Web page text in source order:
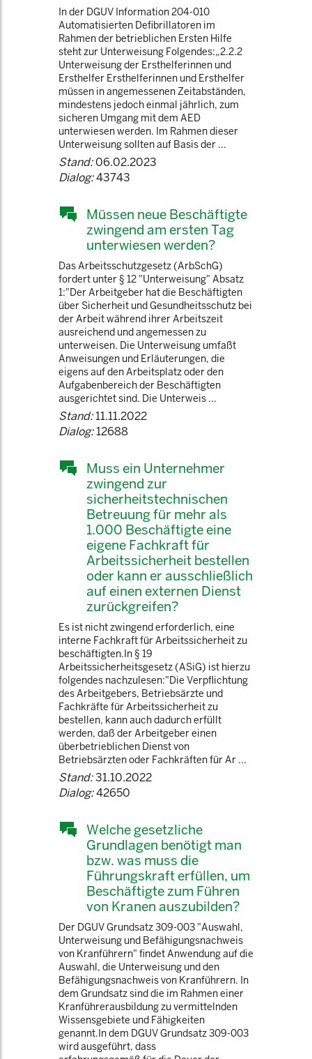
In der DGUV Information 204-010
Automatisierten Defibrillatoren im
Rahmen der betrieblichen Ersten Hilfe
steht zur Unterweisung Folgendes:„2.2.2
Unterweisung der Ersthelferinnen und
Ersthelfer Ersthelferinnen und Ersthelfer
müssen in angemessenen Zeitabständen,
mindestens jedoch einmal jährlich, zum
sicheren Umgang mit dem AED
unterwiesen werden. Im Rahmen dieser
Unterweisung sollten auf Basis der ...
Stand:06.02.2023
Dialog:43743
Müssen neue Beschäftigte
zwingend am ersten Tag
unterwiesen werden?
Das Arbeitsschutzgesetz (ArbSchG)
fordert unter § 12 "Unterweisung" Absatz
1:"Der Arbeitgeber hat die Beschäftigten
über Sicherheit und Gesundheitsschutz bei
der Arbeit während ihrer Arbeitszeit
ausreichend und angemessen zu
unterweisen. Die Unterweisung umfaßt
Anweisungen und Erläuterungen, die
eigens auf den Arbeitsplatz oder den
Aufgabenbereich der Beschäftigten
ausgerichtet sind. Die Unterweis ...
Stand:11.11.2022
Dialog:12688
Muss ein Unternehmer
zwingend zur
sicherheitstechnischen
Betreuung für mehr als
1.000 Beschäftigte eine
eigene Fachkraft für
Arbeitssicherheit bestellen
oder kann er ausschließlich
auf einen externen Dienst
zurückgreifen?
Es ist nicht zwingend erforderlich, eine
interne Fachkraft für Arbeitssicherheit zu
beschäftigten.In § 19
Arbeitssicherheitsgesetz (ASiG) ist hierzu
folgendes nachzulesen:"Die Verpflichtung
des Arbeitgebers, Betriebsärzte und
Fachkräfte für Arbeitssicherheit zu
bestellen, kann auch dadurch erfüllt
werden, daß der Arbeitgeber einen
überbetrieblichen Dienst von
Betriebsärzten oder Fachkräften für Ar ...
Stand:31.10.2022
Dialog:42650
Welche gesetzliche
Grundlagen benötigt man
bzw. was muss die
Führungskraft erfüllen, um
Beschäftigte zum Führen
von Kranen auszubilden?
Der DGUV Grundsatz 309-003 "Auswahl,
Unterweisung und Befähigungsnachweis
von Kranführern" findet Anwendung auf die
Auswahl, die Unterweisung und den
Befähigungsnachweis von Kranführern. In
dem Grundsatz sind die im Rahmen einer
Kranführerausbildung zu vermittelnden
Wissensgebiete und Fähigkeiten
genannt.In dem DGUV Grundsatz 309-003
wird ausgeführt, dass